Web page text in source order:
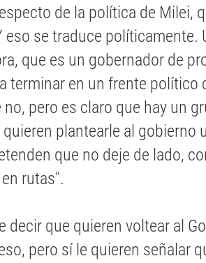
de la política de Milei,
eso se traduce políticamente.
que es un gobernador de
terminar en un frente político
no, pero es claro que hay un
plantearle al gobierno
que no deje de lado,
rutas".
decir que quieren voltear al
pero sí le quieren señalar